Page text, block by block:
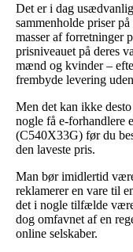
Det er i dag
sammenholde priser
masser af forretninger
prisniveauet på deres
mænd og kvinder –
frembyde levering
Men det kan ikke
nogle få e-forhandlere
(C540X33G) før du
den laveste pris.
Man bør imidlertid
reklamerer en vare til
det i nogle tilfælde
dog omfavnet af en
online selskaber.